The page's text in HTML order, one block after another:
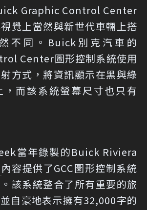
Graphic Control Center
覺上當然與新世代車輛上搭
不同。Buick別克汽車的
Center圖形控制系統使用
方式，將資訊顯示在黑與綠
，而該系統螢幕尺寸也只有
當年錄製的Buick Riviera
內容提供了GCC圖形控制系統
該系統整合了所有重要的旅
自豪地表示擁有32,000字的